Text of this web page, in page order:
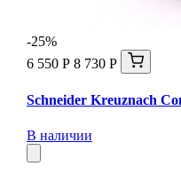
-25%
6 550 Р 8 730 Р
Schneider Kreuznach
В наличии